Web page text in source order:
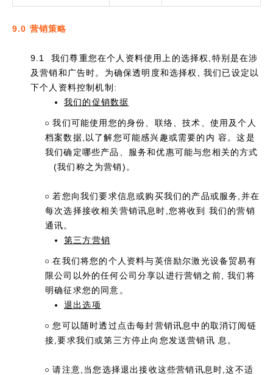
9.0 营销策略
9.1 我们尊重您在个人资料使用上的选择权,特别是在涉
及营销和广告时。为确保透明度和选择权, 我们已设定以
下个人资料控制机制:
我们的促销数据
O
我们可能使用您的身份、联络、技术、使用及个人
档案数据,以了解您可能感兴趣或需要的内 容。这是
我们确定哪些产品、服务和优惠可能与您相关的方式
(我们称之为营销)。
O
若您向我们要求信息或购买我们的产品或服务,并在
每次选择接收相关营销讯息时,您将收到 我们的营销
通讯。
第三方营销
O
在我们将您的个人资料与英倍励尔激光设备贸易有
限公司以外的任何公司分享以进行营销之前, 我们将
明确征求您的同意。
退出选项
O
您可以随时透过点击每封营销讯息中的取消订阅链
接,要求我们或第三方停止向您发送营销讯 息。
O
请注意,当您选择退出接收这些营销讯息时,这不适